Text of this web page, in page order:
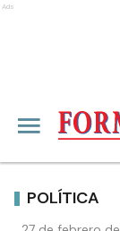
Ads
POLÍTICA